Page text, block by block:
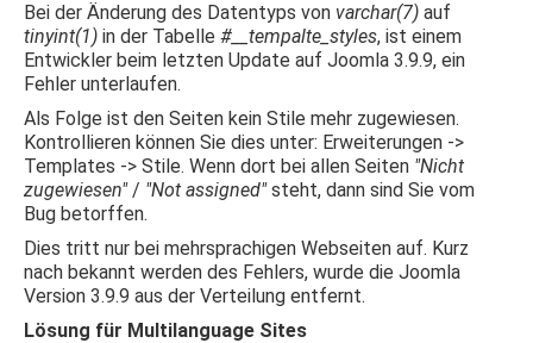
Bei der Änderung des Datentyps von varchar(7) auf
tinyint(1) in der Tabelle #__tempalte_styles, ist einem
Entwickler beim letzten Update auf Joomla 3.9.9, ein
Fehler unterlaufen.
Als Folge ist den Seiten kein Stile mehr zugewiesen.
Kontrollieren können Sie dies unter: Erweiterungen ->
Templates -> Stile. Wenn dort bei allen Seiten "Nicht
zugewiesen"/ "Not assigned"steht, dann sind Sie vom
Bug betorffen.
Dies tritt nur bei mehrsprachigen Webseiten auf. Kurz
nach bekannt werden des Fehlers, wurde die Joomla
Version 3.9.9 aus der Verteilung entfernt.
Lösung für Multilanguage Sites